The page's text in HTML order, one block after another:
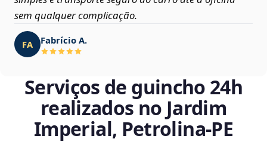
sem qualquer complicação.
FA Fabrício A.
Serviços de guincho 24h
realizados no Jardim
Imperial, Petrolina‑PE